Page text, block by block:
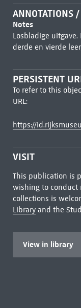
ANNOTATIONS
Notes
Losbladige
derde en vierde
PERSISTENT
To refer to this
URL:
https://
VISIT
This publication is
wishing to conduct
collections is
Libraryand the
View in library